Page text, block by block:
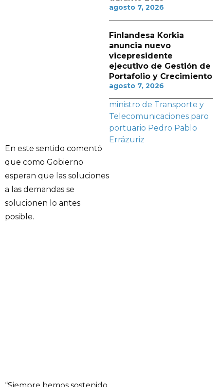
En este sentido comentó
que como Gobierno
esperan que las soluciones
a las demandas se
solucionen lo antes
posible.
agosto 7, 2026
Finlandesa Korkia
anuncia nuevo
vicepresidente
ejecutivo de Gestión de
Portafolio y Crecimiento
agosto 7, 2026
ministro de Transporte y
Telecomunicaciones paro
portuario Pedro Pablo
Errázuriz